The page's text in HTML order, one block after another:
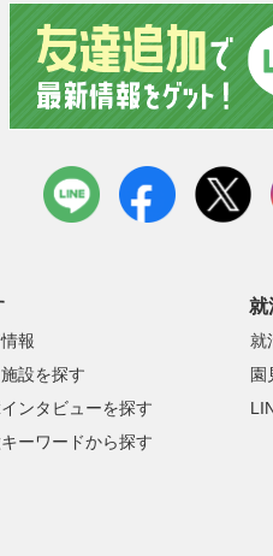
LINE facebook
報
設を探す
ンタビューを探す
ーワードから探す
就
就
園